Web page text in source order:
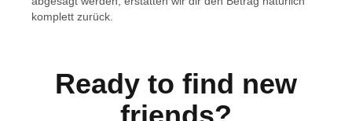
komplett zurück.
Ready to find new